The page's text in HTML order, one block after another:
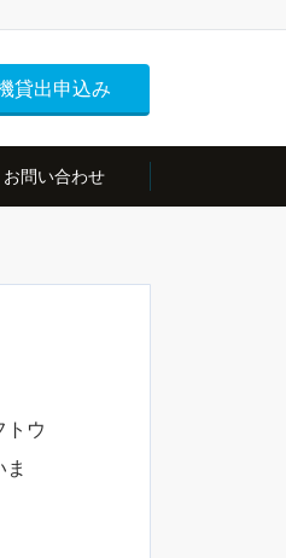
貸出申込み
お問い合わせ
トウ